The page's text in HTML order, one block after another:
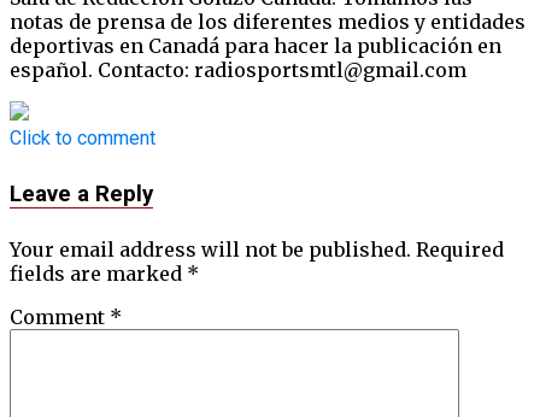
notas de prensa de los diferentes medios y entidades
deportivas en Canadá para hacer la publicación en
español. Contacto: radiosportsmtl@gmail.com
Click to comment
Leave a Reply
Your email address will not be published. Required
fields are marked *
Comment *